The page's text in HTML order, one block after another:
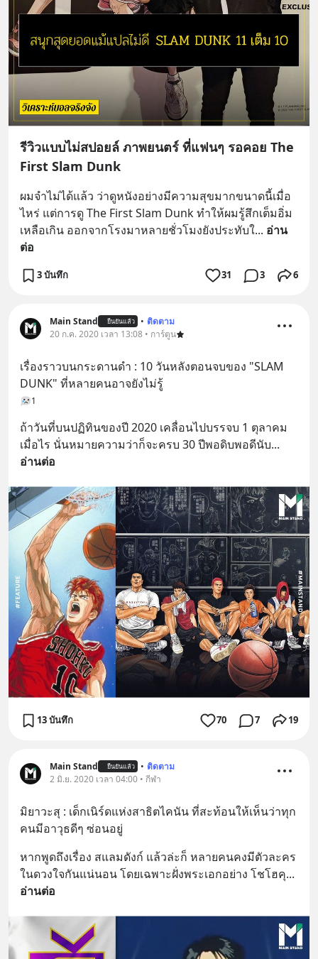
รีวิวแบบไม่สปอยล์ ภาพยนตร์ ที่แฟนๆ รอคอย The
First Slam Dunk
ผมจำไม่ได้แล้ว ว่าดูหนังอย่างมีความสุขมากขนาดนี้เมื่อ
ไหร่ แต่การดู The First Slam Dunk ทำให้ผมรู้สึกเต็มอิ่ม
เหลือเกิน ออกจากโรงมาหลายชั่วโมงยังประทับใ... อ่าน
ต่อ
3 บันทึก 31 3 6
Main Stand ยืนยันแล้ว • ติดตาม
20 ก.ค. 2020 เวลา 13:08 • การ์ตูน
เรื่องราวบนกระดานดำ : 10 วันหลังตอนจบของ "SLAM
DUNK" ที่หลายคนอาจยังไม่รู้
1
ถ้าวันที่บนปฏิทินของปี 2020 เคลื่อนไปบรรจบ 1 ตุลาคม
เมื่อไร นั่นหมายความว่าก็จะครบ 30 ปีพอดิบพอดีนับ
อ่านต่อ
13 บันทึก 70 7 19
Main Stand ยืนยันแล้ว • ติดตาม
2 มิ.ย. 2020 เวลา 04:00 • กีฬา
มิยาวะสุ : เด็กเนิร์ดแห่งสาธิตไคนัน ที่สะท้อนให้เห็นว่าทุก
คนมีอาวุธดีๆ ซ่อนอยู่
หากพูดถึงเรื่อง สแลมดังก์ แล้วล่ะก็ หลายคนคงมีตัวละคร
ในดวงใจกันแน่นอน โดยเฉพาะฝั่งพระเอกอย่าง โชโฮคุ
อ่านต่อ